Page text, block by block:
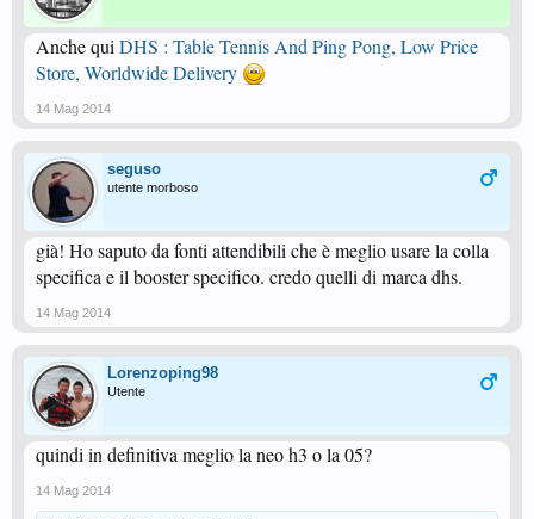
Anche qui DHS : Table Tennis And Ping Pong, Low Price
Store, Worldwide Delivery
14 Mag 2014
seguso
utente morboso
già! Ho saputo da fonti attendibili che è meglio usare la colla
specifica e il booster specifico. credo quelli di marca dhs.
14 Mag 2014
Lorenzoping98
Utente
quindi in definitiva meglio la neo h3 o la 05?
14 Mag 2014